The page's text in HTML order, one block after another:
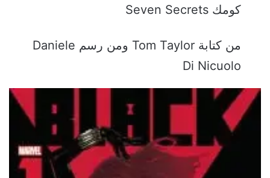
كومك Seven Secrets
من كتابة Tom Taylor ومن رسم Daniele
Di Nicuolo